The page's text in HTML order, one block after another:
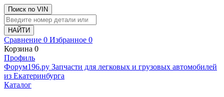
Поиск по VIN
Сравнение 0 Избранное 0
Корзина 0
Профиль
Фoрум196.ру Запчасти для легковых и грузовых автомобилей
из Екатеринбурга
Каталог